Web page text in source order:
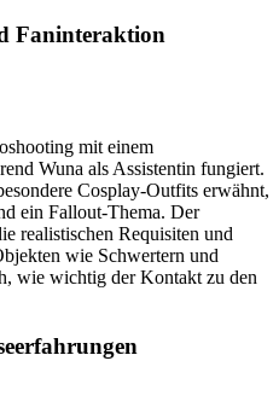
Faninteraktion
mit einem
Wuna als Assistentin fungiert.
Cosplay-Outfits erwähnt,
ein Fallout-Thema. Der
realistischen Requisiten und
wie Schwertern und
wie wichtig der Kontakt zu den